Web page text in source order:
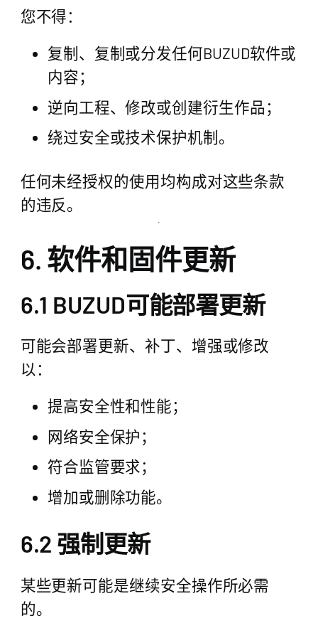
您不得：
复制、复制或分发任何BUZUD软件或
内容；
逆向工程、修改或创建衍生作品；
绕过安全或技术保护机制。
任何未经授权的使用均构成对这些条款
的违反。
6. 软件和固件更新
6.1 BUZUD可能部署更新
可能会部署更新、补丁、增强或修改
以：
提高安全性和性能；
网络安全保护；
符合监管要求；
增加或删除功能。
6.2 强制更新
某些更新可能是继续安全操作所必需
的。